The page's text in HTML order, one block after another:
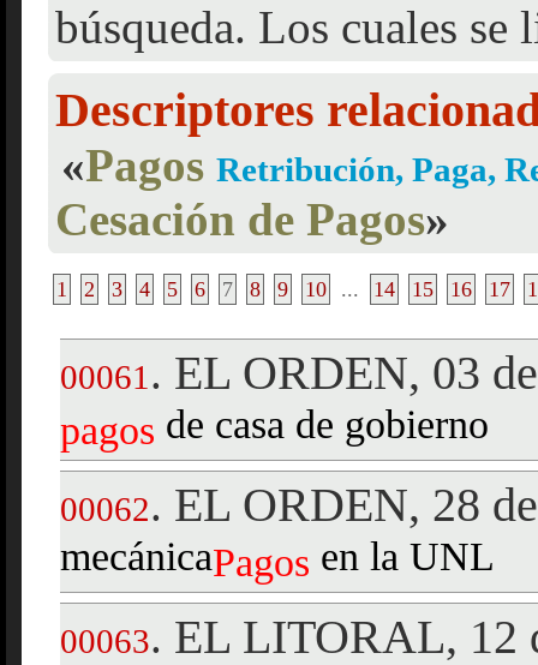
búsqueda. Los cuales se
Descriptores
«Pagos Retribución, Paga,
Cesación de Pagos»
1 2 3 4 5 6 7 8 9 10 ... 14 15 16 17
00061 . EL ORDEN, 03
pagos de casa de gobierno
00062. EL ORDEN, 28
mecánicaPagos en la UNL
00063. EL LITORAL, 12